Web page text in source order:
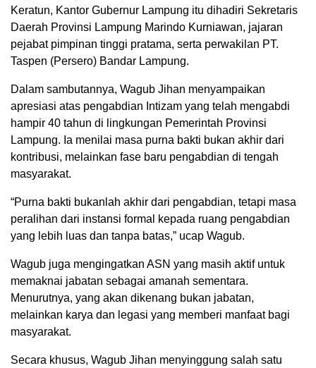
Keratun, Kantor Gubernur Lampung itu dihadiri Sekretaris
Daerah Provinsi Lampung Marindo Kurniawan, jajaran
pejabat pimpinan tinggi pratama, serta perwakilan PT.
Taspen (Persero) Bandar Lampung.
Dalam sambutannya, Wagub Jihan menyampaikan
apresiasi atas pengabdian Intizam yang telah mengabdi
hampir 40 tahun di lingkungan Pemerintah Provinsi
Lampung. Ia menilai masa purna bakti bukan akhir dari
kontribusi, melainkan fase baru pengabdian di tengah
masyarakat.
“Purna bakti bukanlah akhir dari pengabdian, tetapi masa
peralihan dari instansi formal kepada ruang pengabdian
yang lebih luas dan tanpa batas,” ucap Wagub.
Wagub juga mengingatkan ASN yang masih aktif untuk
memaknai jabatan sebagai amanah sementara.
Menurutnya, yang akan dikenang bukan jabatan,
melainkan karya dan legasi yang memberi manfaat bagi
masyarakat.
Secara khusus, Wagub Jihan menyinggung salah satu